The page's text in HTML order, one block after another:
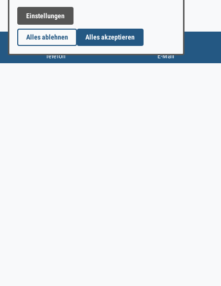
Rückruf vereinbaren E-Mail schreiben
Einstellungen
Alles ablehnen Alles akzeptieren